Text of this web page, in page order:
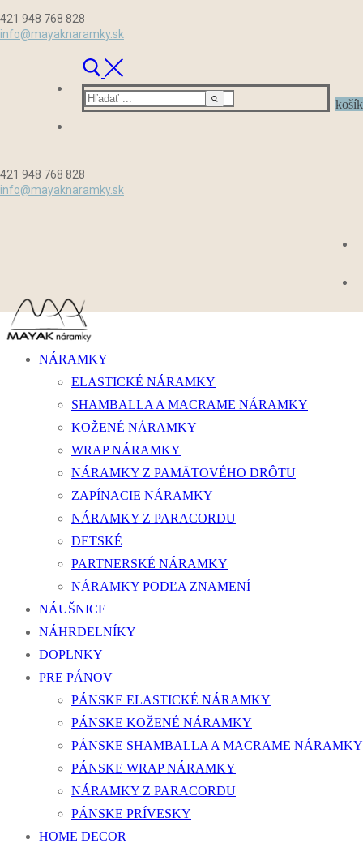
na
421 948 768 828
info@mayaknaramky.sk
Hľadať:
košík
421 948 768 828
info@mayaknaramky.sk
NÁRAMKY
ELASTICKÉ NÁRAMKY
SHAMBALLA A MACRAME NÁRAMKY
KOŽENÉ NÁRAMKY
WRAP NÁRAMKY
NÁRAMKY Z PAMÄTOVÉHO DRÔTU
ZAPÍNACIE NÁRAMKY
NÁRAMKY Z PARACORDU
DETSKÉ
PARTNERSKÉ NÁRAMKY
NÁRAMKY PODĽA ZNAMENÍ
NÁUŠNICE
NÁHRDELNÍKY
DOPLNKY
PRE PÁNOV
PÁNSKE ELASTICKÉ NÁRAMKY
PÁNSKE KOŽENÉ NÁRAMKY
PÁNSKE SHAMBALLA A MACRAME NÁRAMKY
PÁNSKE WRAP NÁRAMKY
NÁRAMKY Z PARACORDU
PÁNSKE PRÍVESKY
HOME DECOR